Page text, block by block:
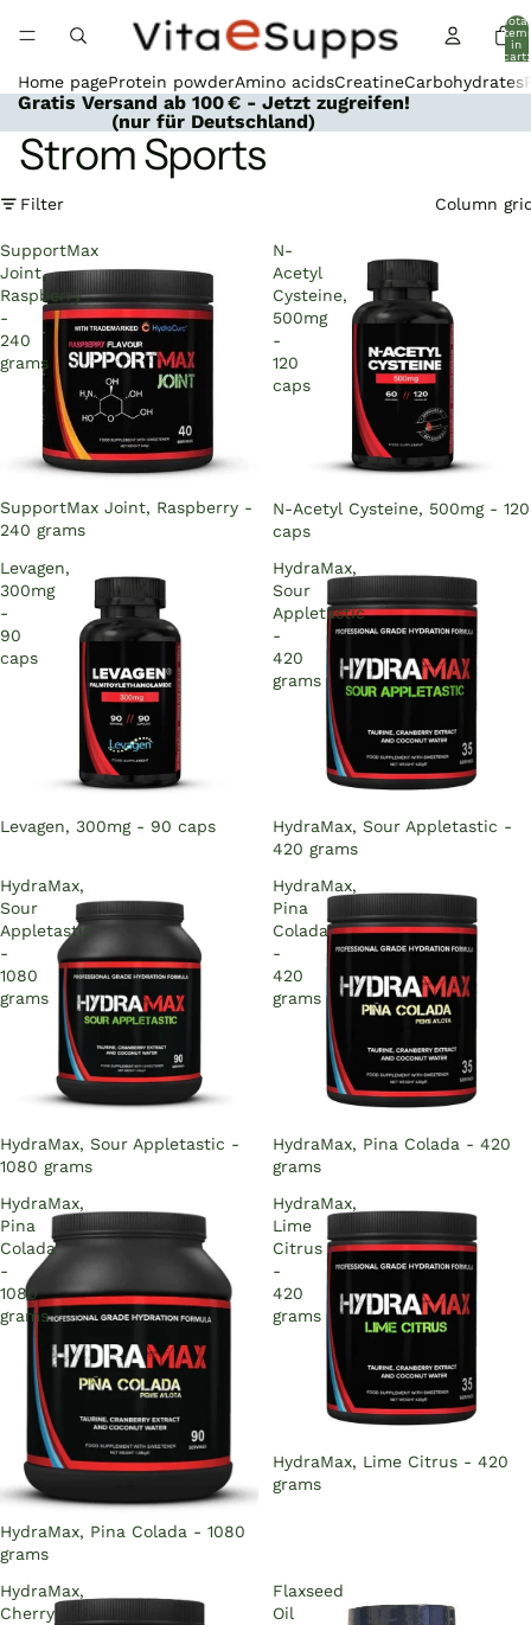
Total
in
cart:
Home pageProtein powderAmino acidsCreatineCarbohydrates
Gratis Versand ab 100 € - Jetzt zugreifen!
(nur für Deutschland)
Strom Sports
Filter Column
SupportMax
Joint,
Raspberry
-
240
grams
Sold out
SupportMax Joint, Raspberry -
240 grams
N-
Acetyl
Cysteine,
500mg
-
120
caps
Sold out
N-Acetyl Cysteine, 500mg - 120
caps
Levagen,
300mg
-
90
caps
Sold out
Levagen, 300mg - 90 caps
HydraMax,
Sour
Appletastic
-
420
grams
Sold out
HydraMax, Sour Appletastic -
420 grams
HydraMax,
Sour
Appletastic
-
1080
grams
Sold out
HydraMax, Sour Appletastic -
1080 grams
HydraMax,
Pina
Colada
-
420
grams
Sold out
HydraMax, Pina Colada - 420
grams
HydraMax,
Pina
Colada
-
1080
grams
Sold out
HydraMax, Pina Colada - 1080
grams
HydraMax,
Lime
Citrus
-
420
grams
Sold out
HydraMax, Lime Citrus - 420
grams
HydraMax,
Cherry
Flaxseed
Oil